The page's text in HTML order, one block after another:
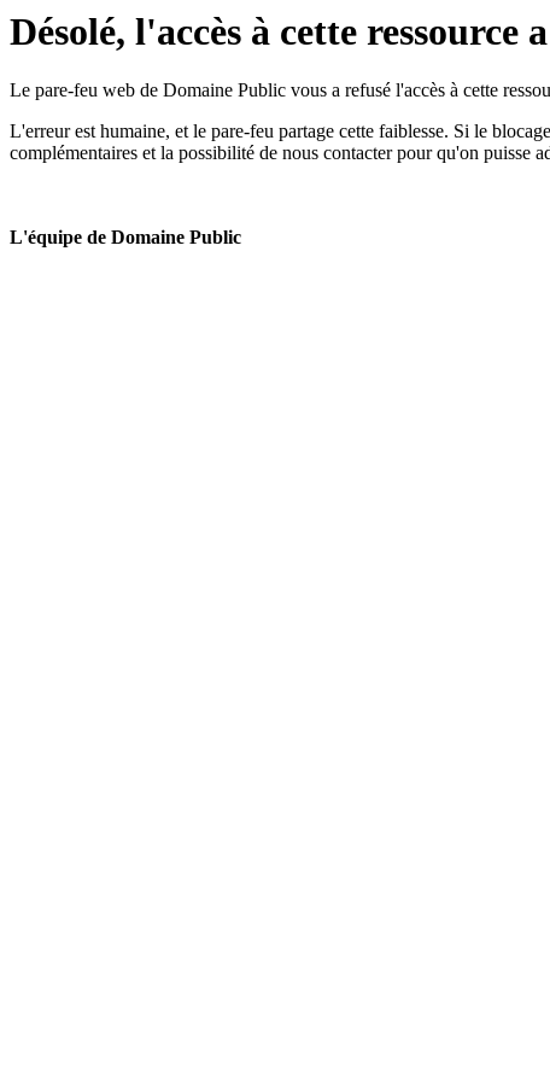
Désolé, l'accès à cette ressource
Le pare-feu web de Domaine Public vous a refusé l'accès à cette
L'erreur est humaine, et le pare-feu partage cette faiblesse. Si le
complémentaires et la possibilité de nous contacter pour qu'on puisse
L'équipe de Domaine Public